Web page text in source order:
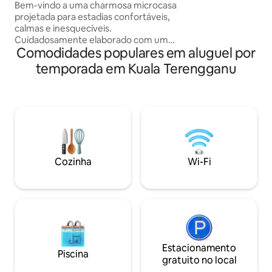
Bem-vindo a uma charmosa microcasa
projetada para estadias confortáveis,
calmas e inesquecíveis.
Cuidadosamente elaborado com um
piso de mezanino aconchegante, este
espaço oferece aos hóspedes uma
experiência de vida única que parece
atmosfera acolhedora. Cada canto é
cuidadosamente organizado para
garantir conforto, privacidade e uma
sensação de tranquilidade, para que os
em casa, mesmo longe de casa.
Comodidades populares em aluguel por
temporada em Kuala Terengganu
Cozinha Wi-Fi
Piscina
Estacionamento
gratuito no local